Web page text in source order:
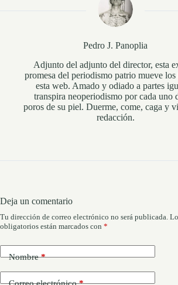
Pedro J. Panoplia
Adjunto del adjunto del director, esta
promesa del periodismo patrio mueve los
esta web. Amado y odiado a partes
transpira neoperiodismo por cada uno
poros de su piel. Duerme, come, caga y
redacción.
Deja un comentario
Tu dirección de correo electrónico no será publicada.
obligatorios están marcados con *
Nombre*
Correo electrónico*